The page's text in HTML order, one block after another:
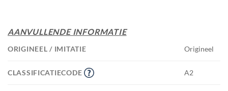
AANVULLENDE INFORMATIE
ORIGINEEL / IMITATIE Origineel
CLASSIFICATIECODE A2